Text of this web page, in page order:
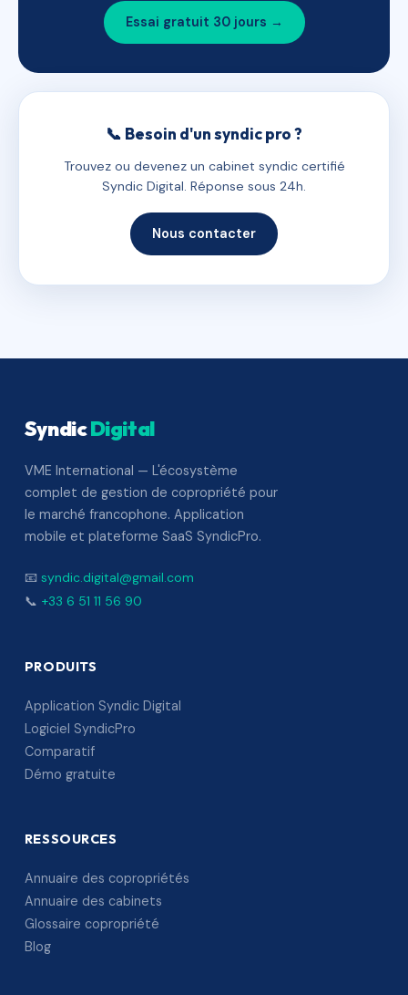
Essai gratuit 30 jours →
📞 Besoin d'un syndic pro ?
Trouvez ou devenez un cabinet syndic certifié
Syndic Digital. Réponse sous 24h.
Nous contacter
SyndicDigital
VME International — L'écosystème
complet de gestion de copropriété pour
le marché francophone. Application
mobile et plateforme SaaS SyndicPro.
📧 syndic.digital@gmail.com
📞 +33 6 51 11 56 90
PRODUITS
Application Syndic Digital
Logiciel SyndicPro
Comparatif
Démo gratuite
RESSOURCES
Annuaire des copropriétés
Annuaire des cabinets
Glossaire copropriété
Blog